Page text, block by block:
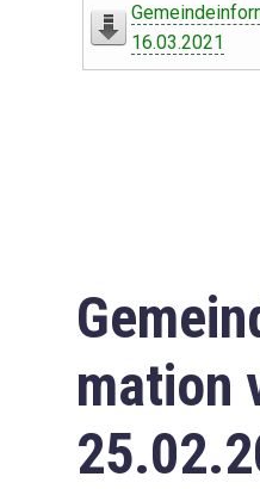
Leben in Oberdorf
Downloads
Impressum
Datenschutzerklärung
16.03.2021
mation